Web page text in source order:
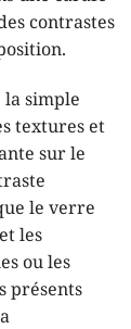
contrastes
la simple
textures et
sur le
le verre
les
ou les
présents